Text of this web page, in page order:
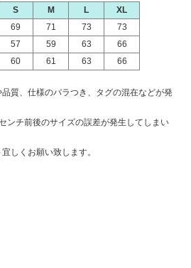
S M L
XL
69 71 73
73
57 59 63
66
60 61 63 66
質、仕様のバラつき、タグの混在などが発
ンチ前後のサイズの誤差が発生してしまい
しくお願い致します。